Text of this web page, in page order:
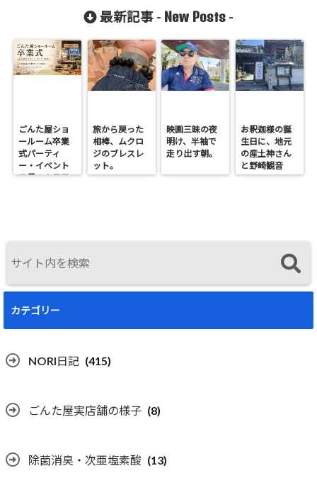
最新記事 - New Posts -
ごんた屋ショ
ールーム卒業
式パーティ
ー・イベント
７月１９日日
旅から戻った
相棒、ムクロ
ジのブレスレ
ット。
映画三昧の夜
明け、半袖で
走り出す朝。
お釈迦様の誕
生日に、地元
の産土神さん
と野崎観音
へ。
カテゴリー
NORI日記 (415)
ごんた屋実店舗の様子 (8)
除菌消臭・次亜塩素酸 (13)